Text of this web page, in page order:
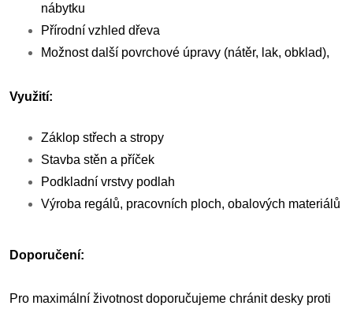
nábytku
Přírodní vzhled dřeva
Možnost další povrchové úpravy (nátěr, lak, obklad),
Využití:
Záklop střech a stropy
Stavba stěn a příček
Podkladní vrstvy podlah
Výroba regálů, pracovních ploch, obalových materiálů
Doporučení:
Pro maximální životnost doporučujeme chránit desky proti